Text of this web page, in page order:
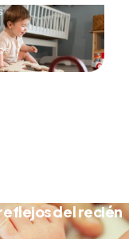
del recién